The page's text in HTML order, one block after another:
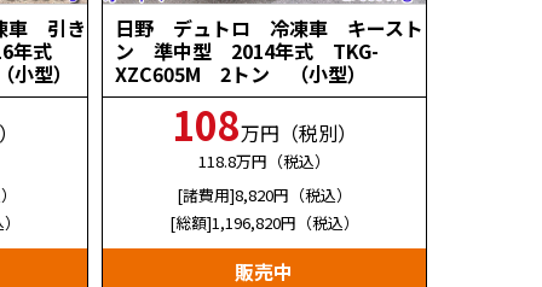
車 引き
年式
型）
日野 デュトロ 冷凍車 キースト
ン 準中型 2014年式 TKG-
XZC605M 2トン （小型）
108万円（税別）
118.8万円（税込）
[諸費用]8,820円（税込）
[総額]1,196,820円（税込）
販売中